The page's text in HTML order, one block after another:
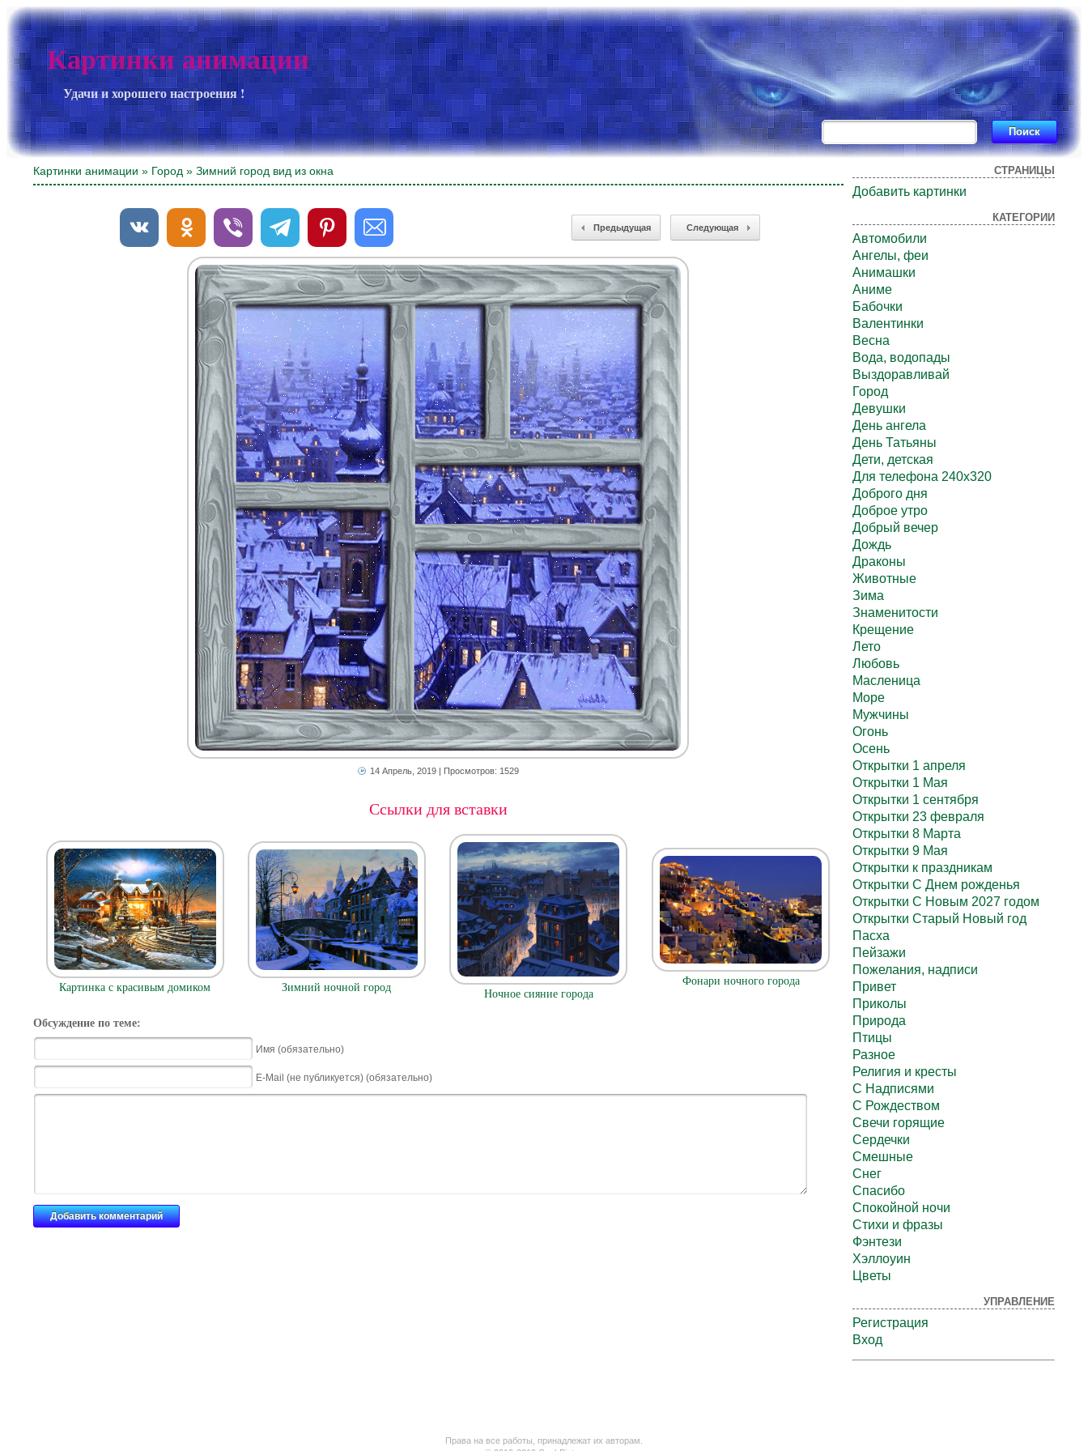
Картинки анимации
Удачи и хорошего настроения !
Картинки анимации » Город » Зимний город вид из окна
Предыдущая Следующая
14 Апрель, 2019| Просмотров: 1529
Ссылки для вставки
Картинка с красивым домиком Зимний ночной город
Ночное сияние города
Фонари ночного города
Обсуждение по теме:
Имя (обязательно)
E-Mail (не публикуется) (обязательно)
СТРАНИЦЫ
Добавить картинки
КАТЕГОРИИ
Автомобили
Ангелы, феи
Анимашки
Аниме
Бабочки
Валентинки
Весна
Вода, водопады
Выздоравливай
Город
Девушки
День ангела
День Татьяны
Дети, детская
Для телефона 240х320
Доброго дня
Доброе утро
Добрый вечер
Дождь
Драконы
Животные
Зима
Знаменитости
Крещение
Лето
Любовь
Масленица
Море
Мужчины
Огонь
Осень
Открытки 1 апреля
Открытки 1 Мая
Открытки 1 сентября
Открытки 23 февраля
Открытки 8 Марта
Открытки 9 Мая
Открытки к праздникам
Открытки С Днем рожденья
Открытки С Новым 2027 годом
Открытки Старый Новый год
Пасха
Пейзажи
Пожелания, надписи
Привет
Приколы
Природа
Птицы
Разное
Религия и кресты
С Надписями
С Рождеством
Свечи горящие
Сердечки
Смешные
Снег
Спасибо
Спокойной ночи
Стихи и фразы
Фэнтези
Хэллоуин
Цветы
УПРАВЛЕНИЕ
Регистрация
Вход
Права на все работы, принадлежат их авторам.